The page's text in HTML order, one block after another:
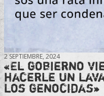
2 SEPTIEMBRE, 2024
«El gobierno
hacerle un
los genocidas»